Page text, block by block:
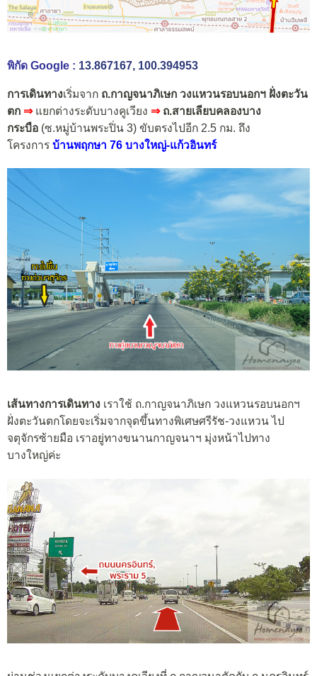
พิกัด Google : 13.867167, 100.394953
การเดินทางเริ่มจาก ถ.กาญจนาภิเษก วงแหวนรอบนอกฯ ฝั่งตะวัน
ตก ⇒แยกต่างระดับบางคูเวียง ⇒ถ.สายเลียบคลองบาง
กระบือ (ซ.หมู่บ้านพระปิ่น 3) ขับตรงไปอีก 2.5 กม. ถึง
โครงการ บ้านพฤกษา 76 บางใหญ่-แก้วอินทร์
เส้นทางการเดินทาง เราใช้ ถ.กาญจนาภิเษก วงแหวนรอบนอกฯ
ฝั่งตะวันตกโดยจะเริ่มจากจุดขึ้นทางพิเศษศรีรัช-วงแหวน ไป
จตุจักรซ้ายมือ เราอยู่ทางขนานกาญจนาฯ มุ่งหน้าไปทาง
บางใหญ่ค่ะ